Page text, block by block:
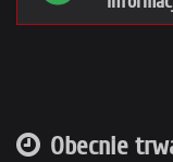
Obecnie